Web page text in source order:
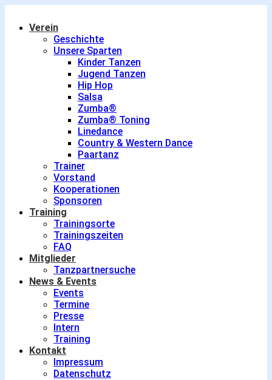
Verein
Geschichte
Unsere Sparten
Kinder Tanzen
Jugend Tanzen
Hip Hop
Salsa
Zumba®
Zumba® Toning
Linedance
Country & Western Dance
Paartanz
Trainer
Vorstand
Kooperationen
Sponsoren
Training
Trainingsorte
Trainingszeiten
FAQ
Mitglieder
Tanzpartnersuche
News & Events
Events
Termine
Presse
Intern
Training
Kontakt
Impressum
Datenschutz